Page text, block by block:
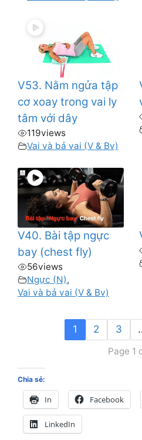
V53. Nằm ngửa tập
cơ xoay trong vai ly
tâm với dây
119views
Vai và bả vai (V & Bv)
V40. Bài tập ngực
bay (chest fly)
56views
Ngực (N),
Vai và bả vai (V & Bv)
1 2 3
Page 1
Chia sẻ:
In Facebook
LinkedIn